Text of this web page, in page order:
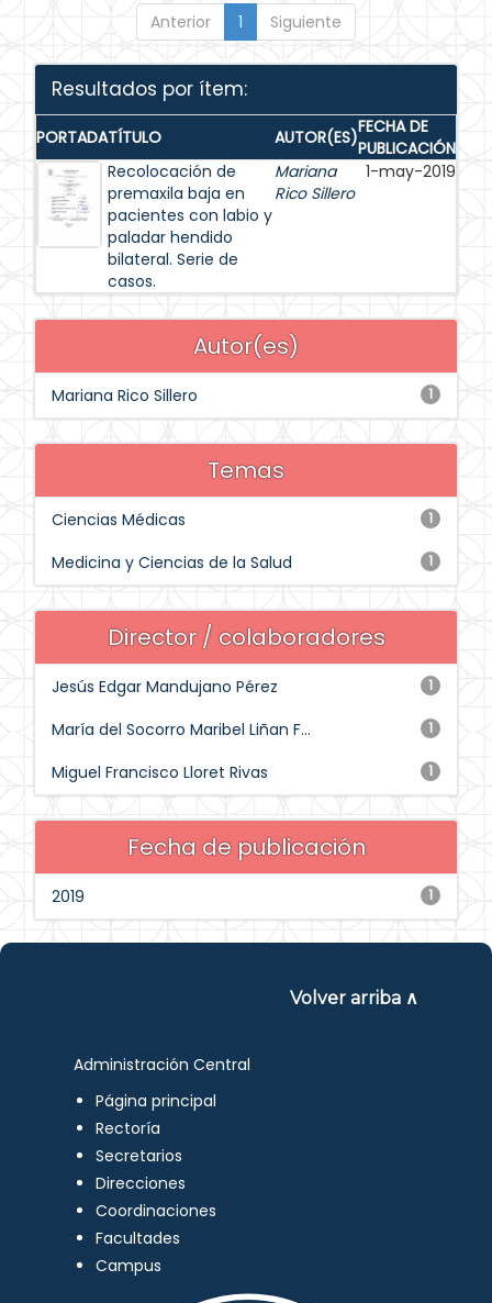
Anterior 1 Siguiente
Resultados por ítem:
PORTADATÍTULO AUTOR(ES)FECHA DE
PUBLICACIÓN
Recolocación de
premaxila baja en
pacientes con labio y
paladar hendido
bilateral. Serie de
casos.
Mariana
Rico Sillero
1-may-2019
Autor(es)
1
Mariana Rico Sillero
Temas
1
Ciencias Médicas
1
Medicina y Ciencias de la Salud
Director / colaboradores
1
Jesús Edgar Mandujano Pérez
1
María del Socorro Maribel Liñan F...
1
Miguel Francisco Lloret Rivas
Fecha de publicación
1
2019
Volver arriba ∧
Administración Central
Página principal
Rectoría
Secretarios
Direcciones
Coordinaciones
Facultades
Campus